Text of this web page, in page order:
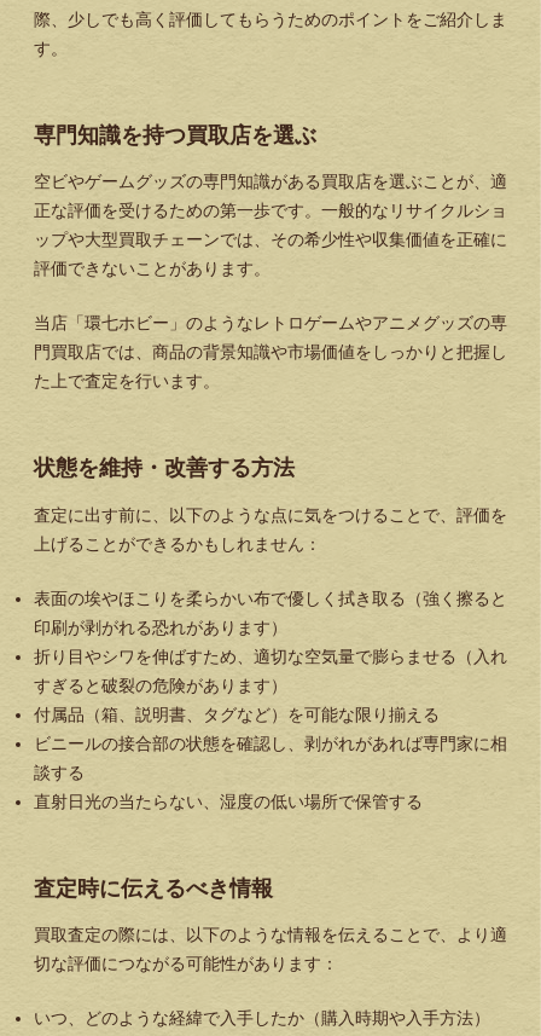
際、少しでも高く評価してもらうためのポイントをご紹介しま
す。
専門知識を持つ買取店を選ぶ
空ビやゲームグッズの専門知識がある買取店を選ぶことが、適
正な評価を受けるための第一歩です。一般的なリサイクルショ
ップや大型買取チェーンでは、その希少性や収集価値を正確に
評価できないことがあります。
当店「環七ホビー」のようなレトロゲームやアニメグッズの専
門買取店では、商品の背景知識や市場価値をしっかりと把握し
た上で査定を行います。
状態を維持・改善する方法
査定に出す前に、以下のような点に気をつけることで、評価を
上げることができるかもしれません：
表面の埃やほこりを柔らかい布で優しく拭き取る（強く擦ると
印刷が剥がれる恐れがあります）
折り目やシワを伸ばすため、適切な空気量で膨らませる（入れ
すぎると破裂の危険があります）
付属品（箱、説明書、タグなど）を可能な限り揃える
ビニールの接合部の状態を確認し、剥がれがあれば専門家に相
談する
直射日光の当たらない、湿度の低い場所で保管する
査定時に伝えるべき情報
買取査定の際には、以下のような情報を伝えることで、より適
切な評価につながる可能性があります：
いつ、どのような経緯で入手したか（購入時期や入手方法）